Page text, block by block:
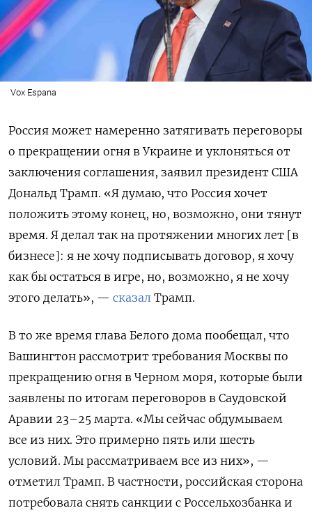
Vox Espana
Россия может намеренно затягивать переговоры
о прекращении огня в Украине и уклоняться от
заключения соглашения, заявил президент США
Дональд Трамп. «Я думаю, что Россия хочет
положить этому конец, но, возможно, они тянут
время. Я делал так на протяжении многих лет [в
бизнесе]: я не хочу подписывать договор, я хочу
как бы остаться в игре, но, возможно, я не хочу
этого делать», — сказал Трамп.
В то же время глава Белого дома пообещал, что
Вашингтон рассмотрит требования Москвы по
прекращению огня в Черном моря, которые были
заявлены по итогам переговоров в Саудовской
Аравии 23–25 марта. «Мы сейчас обдумываем
все из них. Это примерно пять или шесть
условий. Мы рассматриваем все из них», —
отметил Трамп. В частности, российская сторона
потребовала снять санкции с Россельхозбанка и